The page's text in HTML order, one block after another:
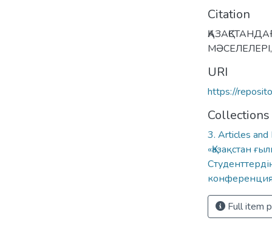
Citation
URI
https://
Collections
3. Articles and
«Қазақстан
Full item